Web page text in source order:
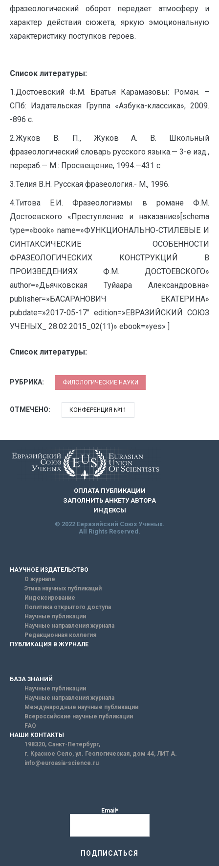
фразеологический оборот передает атмосферу и
характер действия сюжета, яркую эмоциональную
характеристику поступков героев.
Список литературы:
1.Достоевский Ф.М. Братья Карамазовы: Роман. –
СПб: Издательская Группа «Азбука-классика», 2009.
-896 с.
2.Жуков В. П., Жуков А. В. Школьный
фразеологический словарь русского языка.— 3-е изд.,
перераб.— М.: Просвещение, 1994.—431 с
3.Телия В.Н. Русская фразеология.- М., 1996.
4.Титова Е.И. Фразеологизмы в романе Ф.М.
Достоевского «Преступление и наказание»[schema
type=»book» name=»ФУНКЦИОНАЛЬНО-СТИЛЕВЫЕ И
СИНТАКСИЧЕСКИЕ ОСОБЕННОСТИ
ФРАЗЕОЛОГИЧЕСКИХ КОНСТРУКЦИЙ В
ПРОИЗВЕДЕНИЯХ Ф.М. ДОСТОЕВСКОГО»
author=»Дьячковская Туйаара Александровна»
publisher=»БАСАРАНОВИЧ ЕКАТЕРИНА»
pubdate=»2017-05-17″ edition=»ЕВРАЗИЙСКИЙ СОЮЗ
УЧЕНЫХ_ 28.02.2015_02(11)» ebook=»yes» ]
Список литературы:
РУБРИКА: ФИЛОЛОГИЧЕСКИЕ НАУКИ
ОТМЕЧЕНО: КОНФЕРЕНЦИЯ №11
ОПЛАТА ПУБЛИКАЦИИ
ЗАПОЛНИТЬ АНКЕТУ АВТОРА
ИНДЕКСЫ
© 2022 Евразийский Союз Ученых.
All Rights Reserved.
НАУЧНОЕ ИЗДАТЕЛЬСТВО
О журнале
Этика научных публикаций
Индексирование
Политика открытого доступа
Научные публикации
Научные направления журнала
Редакционная коллегия
ПУБЛИКАЦИЯ В ЖУРНАЛЕ
БАЗА ЗНАНИЙ
Научные публикации
Научные направления журнала
Международные научные публикации
Всероссийские научные публикации
FAQ
НАШИ КОНТАКТЫ
198320, Санкт-Петербург,
г. Красное Село, ул. Геологическая, дом 44, ЛИТ А.
info@euroasia-science.ru
Email*